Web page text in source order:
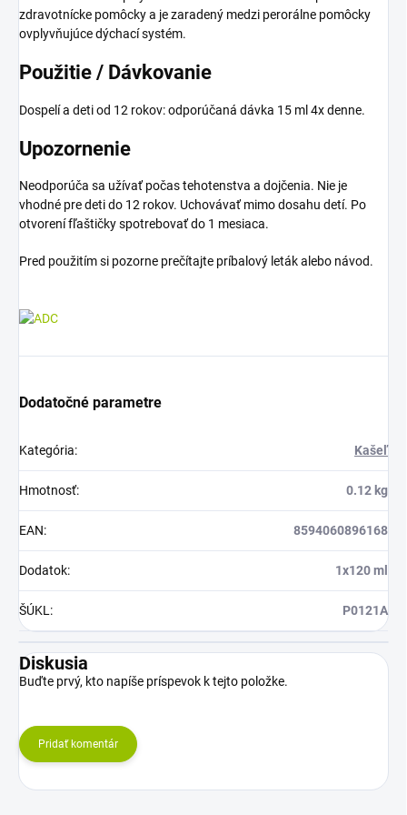
zdravotnícke pomôcky a je zaradený medzi perorálne pomôcky
ovplyvňujúce dýchací systém.
Použitie / Dávkovanie
Dospelí a deti od 12 rokov: odporúčaná dávka 15 ml 4x denne.
Upozornenie
Neodporúča sa užívať počas tehotenstva a dojčenia. Nie je
vhodné pre deti do 12 rokov. Uchovávať mimo dosahu detí. Po
otvorení fľaštičky spotrebovať do 1 mesiaca.
Pred použitím si pozorne prečítajte príbalový leták alebo návod.
Dodatočné parametre
Kategória: Kašeľ
Hmotnosť: 0.12 kg
EAN: 8594060896168
Dodatok: 1x120 ml
ŠÚKL : P0121A
Diskusia
Buďte prvý, kto napíše príspevok k tejto položke.
Pridať komentár